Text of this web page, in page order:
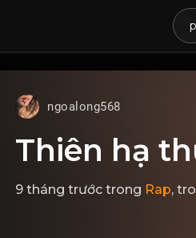
ngoalong568
Thiên hạ
9 tháng trước trong Rap,